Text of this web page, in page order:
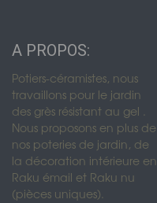
A PROPOS:
Potiers-céramistes, nous
travaillons pour le jardin
des grès résistant au gel .
Nous proposons en plus de
nos poteries de jardin, de
la décoration intérieure en
Raku émail et Raku nu
(pièces uniques).